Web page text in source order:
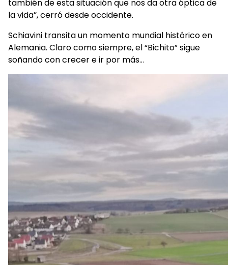
también de esta situación que nos da otra óptica de
la vida”, cerró desde occidente.
Schiavini transita un momento mundial histórico en
Alemania. Claro como siempre, el “Bichito” sigue
soñando con crecer e ir por más…